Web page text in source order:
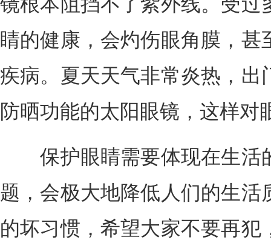
睛的健康，会灼伤眼角膜，
疾病。夏天天气非常炎热，出
防晒功能的太阳眼镜，这样对
保护眼睛需要体现在生活
题，会极大地降低人们的生
的坏习惯，希望大家不要再